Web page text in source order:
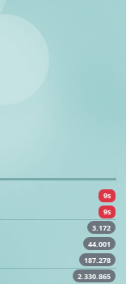
9s
9s
3.172
44.001
187.278
2.330.865